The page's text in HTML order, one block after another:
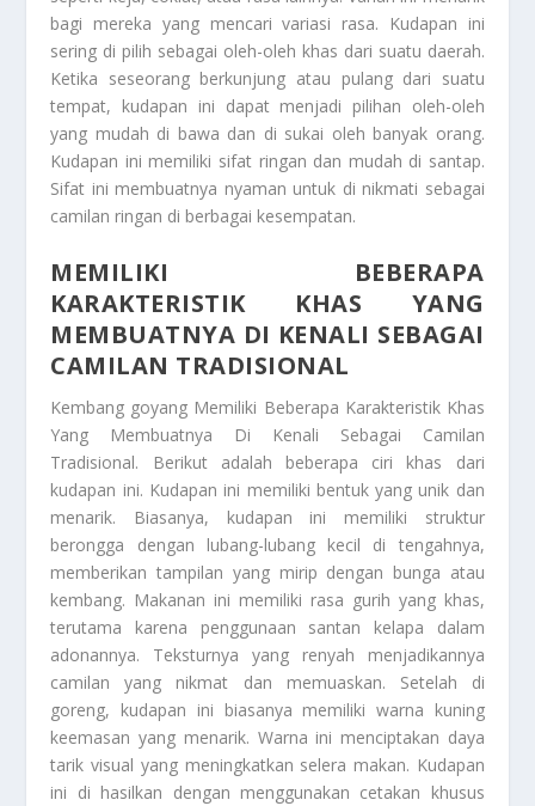
bagi mereka yang mencari variasi rasa. Kudapan ini
sering di pilih sebagai oleh-oleh khas dari suatu daerah.
Ketika seseorang berkunjung atau pulang dari suatu
tempat, kudapan ini dapat menjadi pilihan oleh-oleh
yang mudah di bawa dan di sukai oleh banyak orang.
Kudapan ini memiliki sifat ringan dan mudah di santap.
Sifat ini membuatnya nyaman untuk di nikmati sebagai
camilan ringan di berbagai kesempatan.
MEMILIKI BEBERAPA
KARAKTERISTIK KHAS YANG
MEMBUATNYA DI KENALI SEBAGAI
CAMILAN TRADISIONAL
Kembang goyang Memiliki Beberapa Karakteristik Khas
Yang Membuatnya Di Kenali Sebagai Camilan
Tradisional. Berikut adalah beberapa ciri khas dari
kudapan ini. Kudapan ini memiliki bentuk yang unik dan
menarik. Biasanya, kudapan ini memiliki struktur
berongga dengan lubang-lubang kecil di tengahnya,
memberikan tampilan yang mirip dengan bunga atau
kembang. Makanan ini memiliki rasa gurih yang khas,
terutama karena penggunaan santan kelapa dalam
adonannya. Teksturnya yang renyah menjadikannya
camilan yang nikmat dan memuaskan. Setelah di
goreng, kudapan ini biasanya memiliki warna kuning
keemasan yang menarik. Warna ini menciptakan daya
tarik visual yang meningkatkan selera makan. Kudapan
ini di hasilkan dengan menggunakan cetakan khusus